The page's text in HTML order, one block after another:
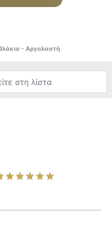
- Αργαλαστή